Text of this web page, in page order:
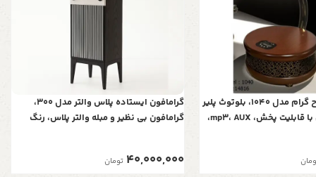
بلوتوث پلیر طرح گرام مدل 1040، بلوتوث پلیر
خلاقانه رومیزی با قابلیت پخش، mp3، AUX،
گرامافون ایستاده پلاس والتر مدل 300،
گرامافون بی نظیر و مبله والتر پلاس، رنگ
40,000,000 تومان